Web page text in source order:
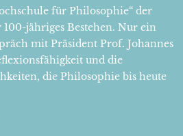
für Philosophie“ der
jähriges Bestehen. Nur ein
mit Präsident Prof. Johannes
und die
die Philosophie bis heute